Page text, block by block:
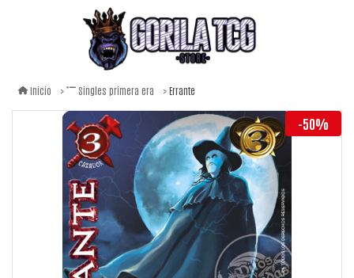
Inicio Singles primera era Errante
-50%